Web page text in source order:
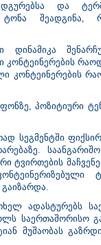
და
ტონა
კონტეინერების
ფონზე, პოზიტიური
სეგმენტში
ადასტურებს
საერთაშორისო
მუშაობას